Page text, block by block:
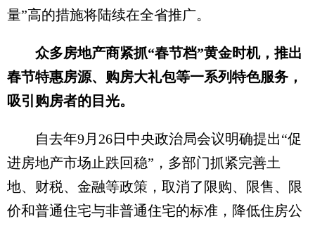
量”高的措施将陆续在全省推广。
众多房地产商紧抓“春节档”黄金时机，推出
春节特惠房源、购房大礼包等一系列特色服务，
吸引购房者的目光。
自去年9月26日中央政治局会议明确提出“促
进房地产市场止跌回稳”，多部门抓紧完善土
地、财税、金融等政策，取消了限购、限售、限
价和普通住宅与非普通住宅的标准，降低住房公